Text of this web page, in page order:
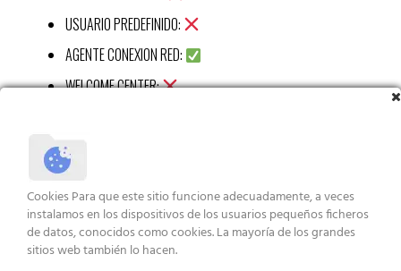
USUARIO PREDEFINIDO:
AGENTE CONEXION RED:
WELCOME CENTER:
RECORTES APP:
STICKY APP:
VISUALIZ WIN 7:
XBOX APP:
Cookies Para que este sitio funcione adecuadamente, a veces
instalamos en los dispositivos de los usuarios pequeños ficheros
de datos, conocidos como cookies. La mayoría de los grandes
sitios web también lo hacen.